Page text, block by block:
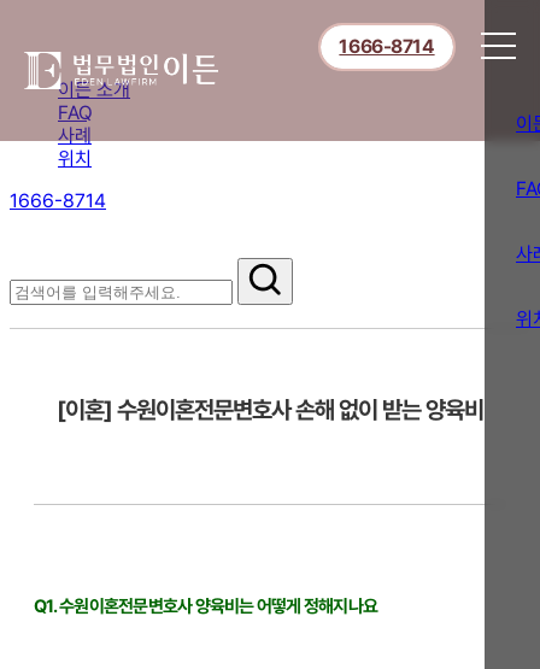
이든 소개
FAQ
사례
위치
1666-8714
1666-8714
이
사
위
[이혼] 수원이혼전문변호사 손해 없이 받는 양육비
Q1. 수원이혼전문변호사 양육비는 어떻게 정해지나요